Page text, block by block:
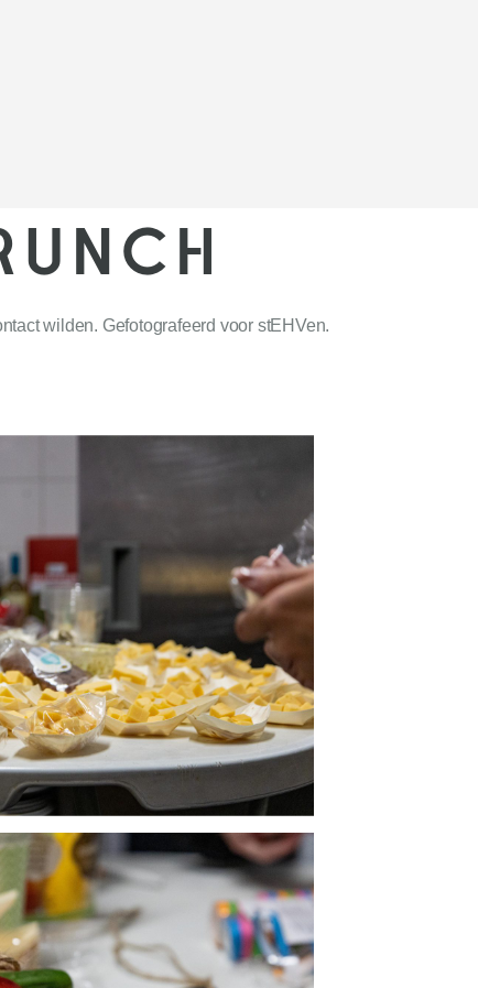
wilden. Gefotografeerd voor stEHVen.